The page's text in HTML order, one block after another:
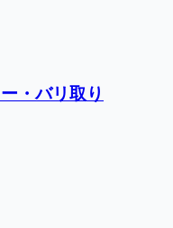
・バリ取り